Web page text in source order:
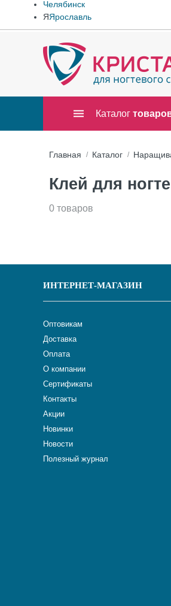
Челябинск
ЯЯрославль
Каталог
Главная Каталог
Клей для
0 товаров
ИНТЕРНЕТ-МАГАЗИН
Оптовикам
Доставка
Оплата
О компании
Сертификаты
Контакты
Акции
Новинки
Новости
Полезный журнал